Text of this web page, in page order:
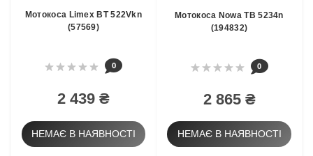
Мотокоса Limex BT 522Vkn
(57569)
0
2 439 ₴
НЕМАЄ В НАЯВНОСТІ
Мотокоса Nowa TB 5234n
(194832)
0
2 865 ₴
НЕМАЄ В НАЯВНОСТІ